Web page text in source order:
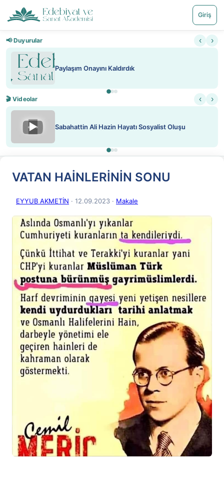
Giriş
📢 Duyurular ‹ ›
Paylaşım Onayını Kaldırdık
🎬 Videolar ‹ ›
▶ Sabahattin Ali Hazin Hayatı Sosyalist Oluşu
VATAN HAİNLERİNİN SONU
EYYUB AKMETİN · 12.09.2023 · Makale